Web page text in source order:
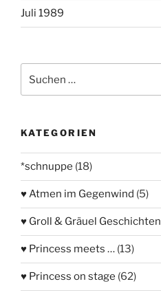
Juli 1989
nach:
KATEGORIEN
*schnuppe (18)
♥ Atmen im Gegenwind (5)
♥ Groll & Gräuel Geschichten
♥ Princess meets … (13)
♥ Princess on stage (62)